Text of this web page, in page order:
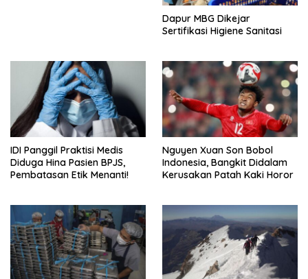
Dapur MBG Dikejar
Sertifikasi Higiene Sanitasi
IDI Panggil Praktisi Medis
Diduga Hina Pasien BPJS,
Pembatasan Etik Menanti!
Nguyen Xuan Son Bobol
Indonesia, Bangkit Didalam
Kerusakan Patah Kaki Horor